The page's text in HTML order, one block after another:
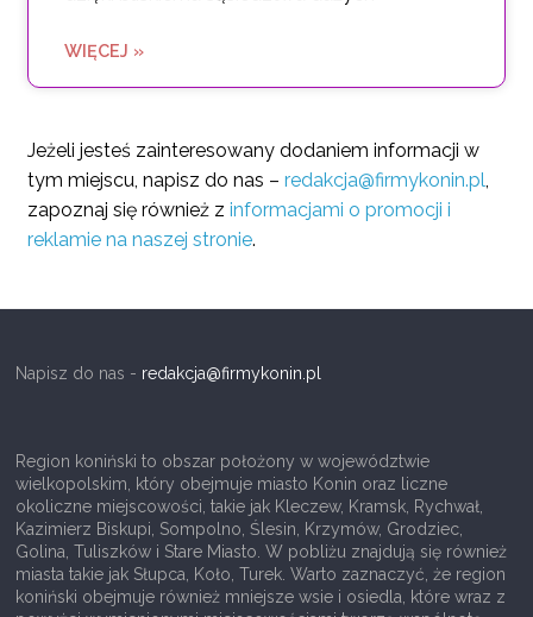
WIĘCEJ »
Jeżeli jesteś zainteresowany dodaniem informacji w
tym miejscu, napisz do nas –redakcja@firmykonin.pl
zapoznaj się również zinformacjami o promocji i
reklamie na naszej stronie.
Napisz do nas - redakcja@firmykonin.pl
Region koniński to obszar położony w województwie
wielkopolskim, który obejmuje miasto Konin oraz liczne
okoliczne miejscowości, takie jak Kleczew, Kramsk, Rychwał,
Kazimierz Biskupi, Sompolno, Ślesin, Krzymów, Grodziec,
Golina, Tuliszków i Stare Miasto. W pobliżu znajdują się również
miasta takie jak Słupca, Koło, Turek. Warto zaznaczyć, że region
koniński obejmuje również mniejsze wsie i osiedla, które wraz z